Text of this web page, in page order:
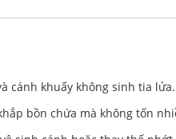
cánh khuấy không sinh tia lửa.
bồn chứa mà không tốn